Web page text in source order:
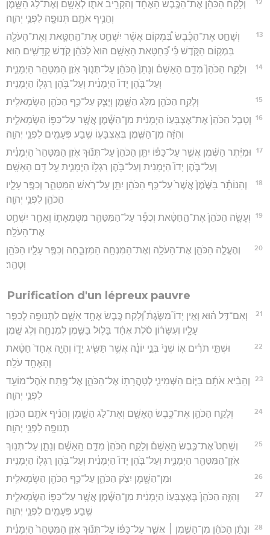
12
וְלָקַ֨ח הַכֹּהֵ֜ן אֶת־הַכֶּ֣בֶשׂ הָאֶחָ֗ד וְהִקְרִ֥יב אֹת֛וֹ לְאָשָׁ֖ם וְאֶת־לֹ֣ג הַשָּׁ֑מֶן
וְהֵנִ֥יף אֹתָ֛ם תְּנוּפָ֖ה לִפְנֵ֥י יְהוָֽה׃
13
וְשָׁחַ֣ט אֶת־הַכֶּ֗בֶשׂ בִּ֠מְקוֹם אֲשֶׁ֨ר יִשְׁחַ֧ט אֶת־הַֽחַטָּ֛את וְאֶת־הָעֹלָ֖ה
בִּמְק֣וֹם הַקֹּ֑דֶשׁ כִּ֡י כַּ֠חַטָּאת הָאָשָׁ֥ם הוּא֙ לַכֹּהֵ֔ן קֹ֥דֶשׁ קָֽדָשִׁ֖ים הֽוּא׃
14
וְלָקַ֣ח הַכֹּהֵן֮ מִדַּ֣ם הָאָשָׁם֒ וְנָתַן֙ הַכֹּהֵ֔ן עַל־תְּנ֛וּךְ אֹ֥זֶן הַמִּטַּהֵ֖ר הַיְמָנִ֑ית
וְעַל־בֹּ֤הֶן יָדוֹ֙ הַיְמָנִ֔ית וְעַל־בֹּ֥הֶן רַגְל֖וֹ הַיְמָנִֽית׃
15 וְלָקַ֥ח הַכֹּהֵ֖ן מִלֹּ֣ג הַשָּׁ֑מֶן וְיָצַ֛ק עַל־כַּ֥ף הַכֹּהֵ֖ן הַשְּׂמָאלִֽית׃
16
וְטָבַ֤ל הַכֹּהֵן֙ אֶת־אֶצְבָּע֣וֹ הַיְמָנִ֔ית מִן־הַשֶּׁ֕מֶן אֲשֶׁ֥ר עַל־כַּפּ֖וֹ הַשְּׂמָאלִ֑ית
וְהִזָּ֨ה מִן־הַשֶּׁ֧מֶן בְּאֶצְבָּע֛וֹ שֶׁ֥בַע פְּעָמִ֖ים לִפְנֵ֥י יְהוָֽה׃
17
וּמִיֶּ֨תֶר הַשֶּׁ֜מֶן אֲשֶׁ֣ר עַל־כַּפּ֗וֹ יִתֵּ֤ן הַכֹּהֵן֙ עַל־תְּנ֞וּךְ אֹ֤זֶן הַמִּטַּהֵר֙ הַיְמָנִ֔ית
וְעַל־בֹּ֤הֶן יָדוֹ֙ הַיְמָנִ֔ית וְעַל־בֹּ֥הֶן רַגְל֖וֹ הַיְמָנִ֑ית עַ֖ל דַּ֥ם הָאָשָֽׁם׃
18
וְהַנּוֹתָ֗ר בַּשֶּׁ֙מֶן֙ אֲשֶׁר֙ עַל־כַּ֣ף הַכֹּהֵ֔ן יִתֵּ֖ן עַל־רֹ֣אשׁ הַמִּטַּהֵ֑ר וְכִפֶּ֥ר עָלָ֛יו
הַכֹּהֵ֖ן לִפְנֵ֥י יְהוָֽה׃
19
וְעָשָׂ֤ה הַכֹּהֵן֙ אֶת־הַ֣חַטָּ֔את וְכִפֶּ֕ר עַל־הַמִּטַּהֵ֖ר מִטֻּמְאָת֑וֹ וְאַחַ֖ר יִשְׁחַ֥ט
אֶת־הָעֹלָֽה׃
20
וְהֶעֱלָ֧ה הַכֹּהֵ֛ן אֶת־הָעֹלָ֥ה וְאֶת־הַמִּנְחָ֖ה הַמִּזְבֵּ֑חָה וְכִפֶּ֥ר עָלָ֛יו הַכֹּהֵ֖ן
וְטָהֵֽר׃
Purification d'un lépreux pauvre
21
וְאִם־דַּ֣ל ה֗וּא וְאֵ֣ין יָדוֹ֮ מַשֶּׂגֶת֒ וְ֠לָקַח כֶּ֣בֶשׂ אֶחָ֥ד אָשָׁ֛ם לִתְנוּפָ֖ה לְכַפֵּ֣ר
עָלָ֑יו וְעִשָּׂר֨וֹן סֹ֜לֶת אֶחָ֨ד בָּל֥וּל בַּשֶּׁ֛מֶן לְמִנְחָ֖ה וְלֹ֥ג שָֽׁמֶן׃
22
וּשְׁתֵּ֣י תֹרִ֗ים א֤וֹ שְׁנֵי֙ בְּנֵ֣י יוֹנָ֔ה אֲשֶׁ֥ר תַּשִּׂ֖יג יָד֑וֹ וְהָיָ֤ה אֶחָד֙ חַטָּ֔את
וְהָאֶחָ֖ד עֹלָֽה׃
23
וְהֵבִ֨יא אֹתָ֜ם בַּיּ֧וֹם הַשְּׁמִינִ֛י לְטָהֳרָת֖וֹ אֶל־הַכֹּהֵ֑ן אֶל־פֶּ֥תַח אֹֽהֶל־מוֹעֵ֖ד
לִפְנֵ֥י יְהוָֽה׃
24
וְלָקַ֧ח הַכֹּהֵ֛ן אֶת־כֶּ֥בֶשׂ הָאָשָׁ֖ם וְאֶת־לֹ֣ג הַשָּׁ֑מֶן וְהֵנִ֨יף אֹתָ֧ם הַכֹּהֵ֛ן
תְּנוּפָ֖ה לִפְנֵ֥י יְהוָֽה׃
25
וְשָׁחַט֮ אֶת־כֶּ֣בֶשׂ הָֽאָשָׁם֒ וְלָקַ֤ח הַכֹּהֵן֙ מִדַּ֣ם הָֽאָשָׁ֔ם וְנָתַ֛ן עַל־תְּנ֥וּךְ
אֹֽזֶן־הַמִּטַּהֵ֖ר הַיְמָנִ֑ית וְעַל־בֹּ֤הֶן יָדוֹ֙ הַיְמָנִ֔ית וְעַל־בֹּ֥הֶן רַגְל֖וֹ הַיְמָנִֽית׃
26 וּמִן־הַשֶּׁ֖מֶן יִצֹ֣ק הַכֹּהֵ֑ן עַל־כַּ֥ף הַכֹּהֵ֖ן הַשְּׂמָאלִֽית׃
27
וְהִזָּ֤ה הַכֹּהֵן֙ בְּאֶצְבָּע֣וֹ הַיְמָנִ֔ית מִן־הַשֶּׁ֕מֶן אֲשֶׁ֥ר עַל־כַּפּ֖וֹ הַשְּׂמָאלִ֑ית
שֶׁ֥בַע פְּעָמִ֖ים לִפְנֵ֥י יְהוָֽה׃
28
וְנָתַ֨ן הַכֹּהֵ֜ן מִן־הַשֶּׁ֣מֶן ׀ אֲשֶׁ֣ר עַל־כַּפּ֗וֹ עַל־תְּנ֞וּךְ אֹ֤זֶן הַמִּטַּהֵר֙ הַיְמָנִ֔ית